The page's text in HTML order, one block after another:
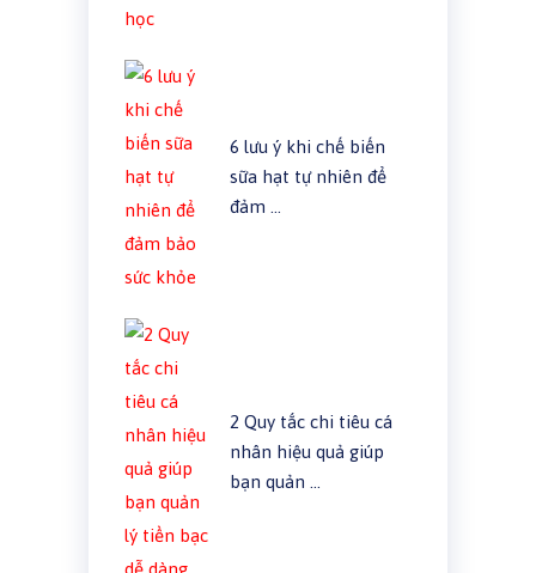
6 lưu ý khi chế biến
sữa hạt tự nhiên để
đảm …
2 Quy tắc chi tiêu cá
nhân hiệu quả giúp
bạn quản …